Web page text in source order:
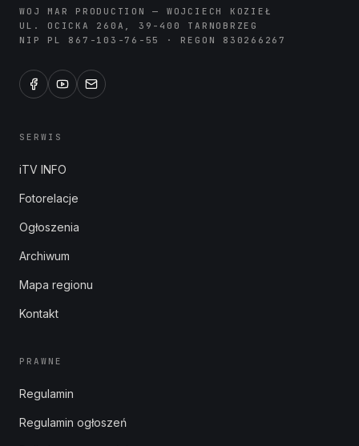
WOJ MAR PRODUCTION — WOJCIECH KOZIEŁ
UL. OCICKA 260A, 39-400 TARNOBRZEG
NIP PL 867-103-76-55 · REGON 830266267
SERWIS
iTV INFO
Fotorelacje
Ogłoszenia
Archiwum
Mapa regionu
Kontakt
PRAWNE
Regulamin
Regulamin ogłoszeń